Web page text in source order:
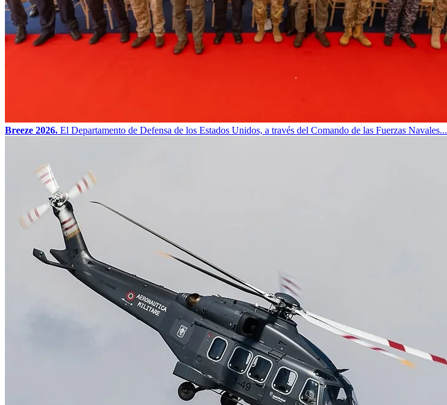
Breeze 2026. El Departamento de Defensa de los Estados Unidos, a través del Comando de las Fuerzas Navales...